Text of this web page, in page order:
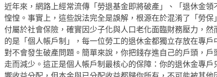
近年來，網路上經常流傳「勞退基金即將破產」、「退休金
惶惶。事實上，這些說法完全是誤解，根源在於混淆了「勞
付屬於社會保險，確實因少子化與人口老化面臨財務壓力，
的是「個人帳戶制」，每一位勞工的退休金都獨立存放在專
對不會發生破產問題。簡單來說，你把錢存進自己的戶頭，
走而減少。這正是個人帳戶制最核心的保障：你的退休金專